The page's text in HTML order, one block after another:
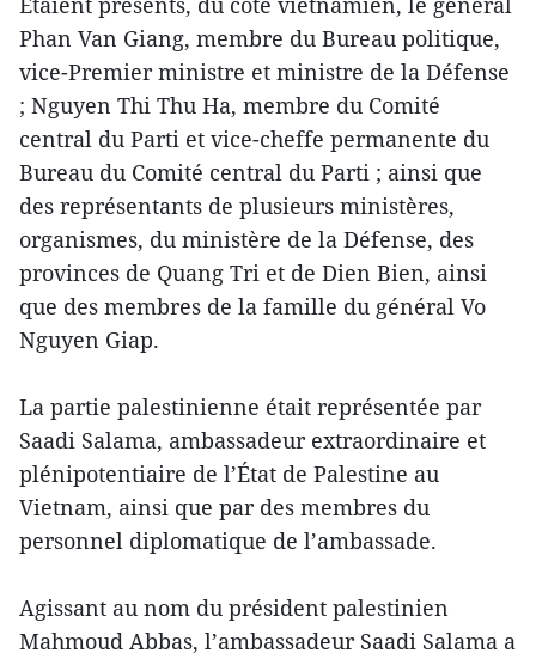
Phan Van Giang, membre du Bureau politique,
vice-Premier ministre et ministre de la Défense
; Nguyen Thi Thu Ha, membre du Comité
central du Parti et vice-cheffe permanente du
Bureau du Comité central du Parti ; ainsi que
des représentants de plusieurs ministères,
organismes, du ministère de la Défense, des
provinces de Quang Tri et de Dien Bien, ainsi
que des membres de la famille du général Vo
Nguyen Giap.
La partie palestinienne était représentée par
Saadi Salama, ambassadeur extraordinaire et
plénipotentiaire de l’État de Palestine au
Vietnam, ainsi que par des membres du
personnel diplomatique de l’ambassade.
Agissant au nom du président palestinien
Mahmoud Abbas, l’ambassadeur Saadi Salama a